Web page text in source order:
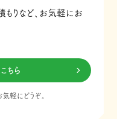
りなど、お気軽にお
ちら
軽にどうぞ。